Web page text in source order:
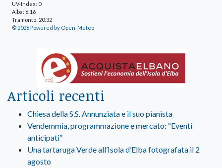
UV-Index: 0
Alba: 6:16
Tramonto: 20:32
© 2026 Powered by Open-Meteo
Articoli recenti
Chiesa della S.S. Annunziata e il suo pianista
Vendemmia, programmazione e mercato: “Eventi
anticipati”
Una tartaruga Verde all’Isola d’Elba fotografata il 2
agosto